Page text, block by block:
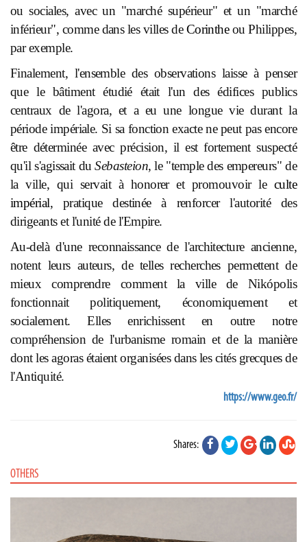
ou sociales, avec un "marché supérieur" et un "marché
inférieur", comme dans les villes deCorintheou Philippes,
par exemple.
Finalement, l'ensemble des observations laisse à penser
que le bâtiment étudié était l'un des édifices publics
centraux de l'agora, et a eu une longue vie durant la
période impériale. Si sa fonction exacte ne peut pas encore
être déterminée avec précision, il est fortement suspecté
qu'il s'agissait duSebasteion, le "temple des empereurs" de
la ville, qui servait à honorer et promouvoir le culte
impérial, pratique destinée à renforcer l'autorité des
dirigeants et l'unité de l'Empire.
Au-delà d'une reconnaissance de l'architecture ancienne,
notent leurs auteurs, de telles recherches permettent de
mieux comprendre comment la ville de Nikópolis
fonctionnait politiquement, économiquement et
socialement. Elles enrichissent en outre notre
compréhension de l'urbanisme romain et de la manière
dont les agoras étaient organisées dans les cités grecques de
l'Antiquité.
https://www.geo.fr/
Shares:
OTHERS